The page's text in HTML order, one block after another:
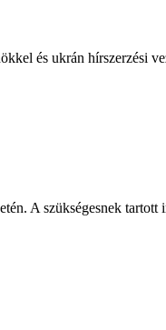
és ukrán hírszerzési
A szükségesnek tartott